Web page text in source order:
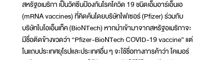
สหรัฐอเมริกา เป็นวัคซีนป้องกันโรคโควิด 19 ชนิดเอ็มอาร์เอ็นเอ
(mRNA vaccines) ที่คิดค้นโดยบริษัทไฟเซอร์ (Pfizer) ร่วมกับ
บริษัทไบโอเอ็นเท็ค (BioNTech) หากนำเข้ามาจากสหรัฐอเมริกาจะ
มีชื่อติดข้างขวดว่า “Pfizer-BioNTech COVID-19 vaccine” แต่
ในแถบประเทศยุโรปและประเทศอื่น ๆ จะใช้ชื่อทางการค้าว่า โคเมอร์